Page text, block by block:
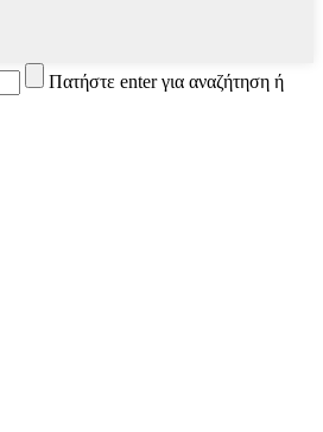
Πατήστε enter για αναζήτηση ή